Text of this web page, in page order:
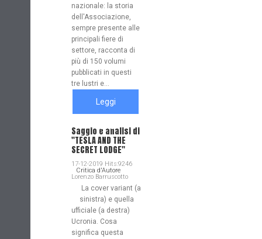
nazionale: la storia
dell'Associazione,
sempre presente alle
principali fiere di
settore, racconta di
più di 150 volumi
pubblicati in questi
tre lustri e...
Leggi
Saggio e analisi di
"TESLA AND THE
SECRET LODGE"
17-12-2019 Hits:9246
Critica d'Autore
Lorenzo Barruscotto
La cover variant (a
sinistra) e quella
ufficiale (a destra)
Ucronia. Cosa
significa questa